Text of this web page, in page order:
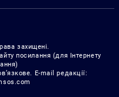
захищені.
посилання (для Інтернету
E-mail редакції: